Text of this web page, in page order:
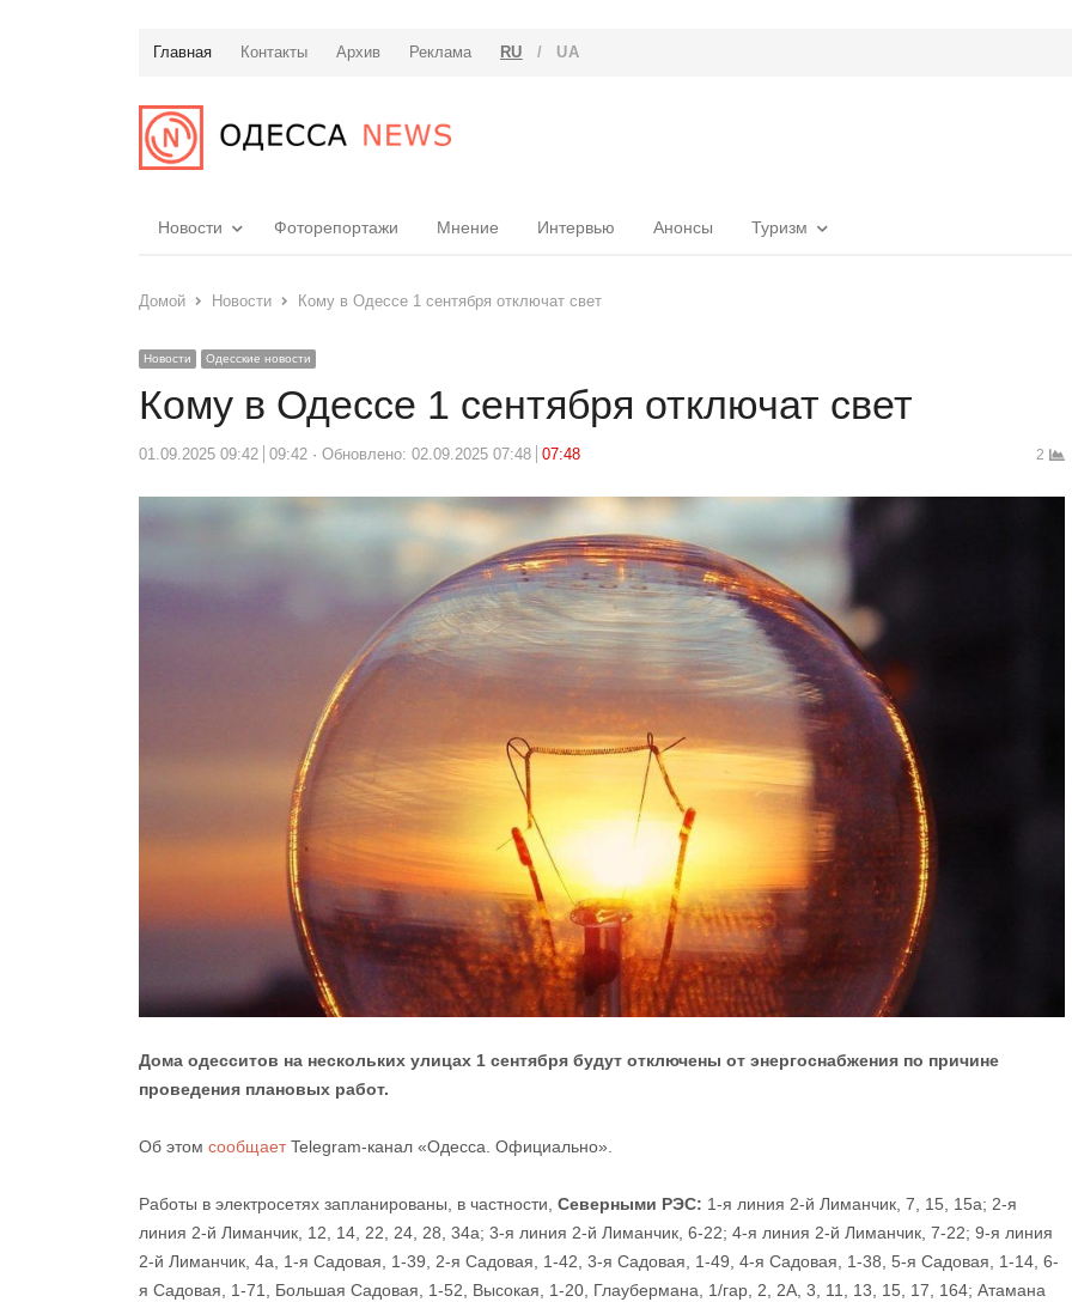
Главная Контакты Архив Реклама RU / UA
Новости Фоторепортажи Мнение Интервью Анонсы Туризм
Домой Новости Кому в Одессе 1 сентября отключат свет
Новости Одесские новости
Кому в Одессе 1 сентября отключат свет
01.09.2025 09:42 09:42 Обновлено: 02.09.2025 07:48 07:48 2
Дома одесситов на нескольких улицах 1 сентября будут отключены от энергоснабжения по причине
проведения плановых работ.
Об этом сообщаетTelegram-канал «Одесса. Официально».
Работы в электросетях запланированы, в частности, Северными РЭС: 1-я линия 2-й Лиманчик, 7, 15, 15а; 2-я
линия 2-й Лиманчик, 12, 14, 22, 24, 28, 34а; 3-я линия 2-й Лиманчик, 6-22; 4-я линия 2-й Лиманчик, 7-22; 9-я линия
2-й Лиманчик, 4а, 1-я Садовая, 1-39, 2-я Садовая, 1-42, 3-я Садовая, 1-49, 4-я Садовая, 1-38, 5-я Садовая, 1-14, 6-
я Садовая, 1-71, Большая Садовая, 1-52, Высокая, 1-20, Глаубермана, 1/гар, 2, 2А, 3, 11, 13, 15, 17, 164; Атамана